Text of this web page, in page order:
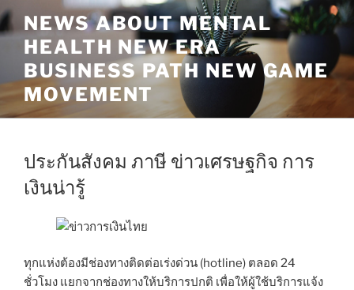
Skip
to
content
NEWS ABOUT MENTAL
HEALTH NEW ERA
BUSINESS PATH NEW GAME
MOVEMENT
ประกันสังคม ภาษี ข่าวเศรษฐกิจ การ
เงินน่ารู้
ทุกแห่งต้องมีช่องทางติดต่อเร่งด่วน (hotline) ตลอด 24
ชั่วโมง แยกจากช่องทางให้บริการปกติ เพื่อให้ผู้ใช้บริการแจ้ง